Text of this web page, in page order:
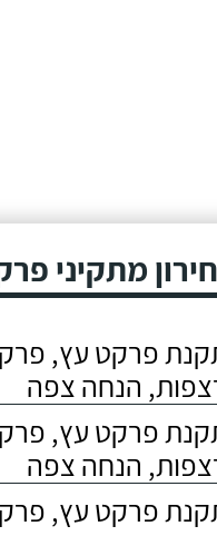
מתקיני
פרקט עץ,
הנחה צפה
פרקט עץ,
הנחה צפה
פרקט עץ,